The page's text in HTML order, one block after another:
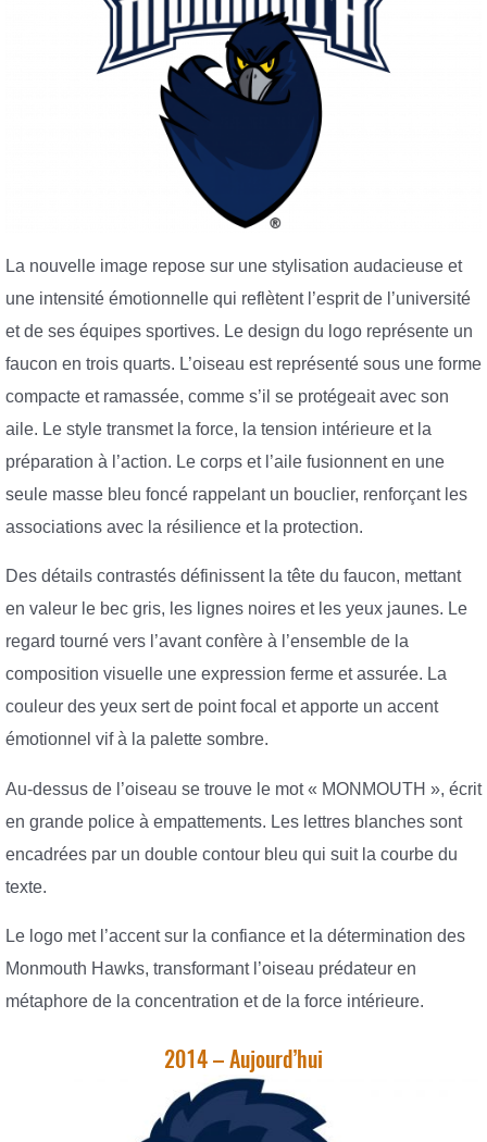
La nouvelle image repose sur une stylisation audacieuse et
une intensité émotionnelle qui reflètent l’esprit de l’université
et de ses équipes sportives. Le design du logo représente un
faucon en trois quarts. L’oiseau est représenté sous une forme
compacte et ramassée, comme s’il se protégeait avec son
aile. Le style transmet la force, la tension intérieure et la
préparation à l’action. Le corps et l’aile fusionnent en une
seule masse bleu foncé rappelant un bouclier, renforçant les
associations avec la résilience et la protection.
Des détails contrastés définissent la tête du faucon, mettant
en valeur le bec gris, les lignes noires et les yeux jaunes. Le
regard tourné vers l’avant confère à l’ensemble de la
composition visuelle une expression ferme et assurée. La
couleur des yeux sert de point focal et apporte un accent
émotionnel vif à la palette sombre.
Au-dessus de l’oiseau se trouve le mot « MONMOUTH », écrit
en grande police à empattements. Les lettres blanches sont
encadrées par un double contour bleu qui suit la courbe du
texte.
Le logo met l’accent sur la confiance et la détermination des
Monmouth Hawks, transformant l’oiseau prédateur en
métaphore de la concentration et de la force intérieure.
2014 – Aujourd’hui